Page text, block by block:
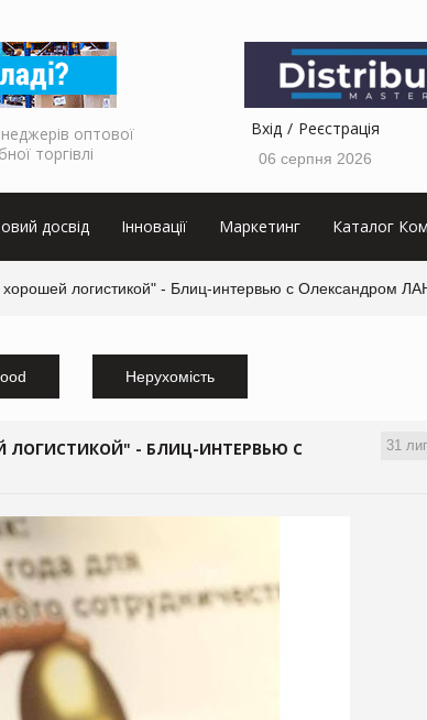
оптової
торгівлі
Вхід Реєстрація
06 серпня 2026
досвід Інновації Маркетинг Каталог
хорошей логистикой" - Блиц-интервью с Олександром
Нерухомість
31
ЛОГИСТИКОЙ" - БЛИЦ-ИНТЕРВЬЮ С